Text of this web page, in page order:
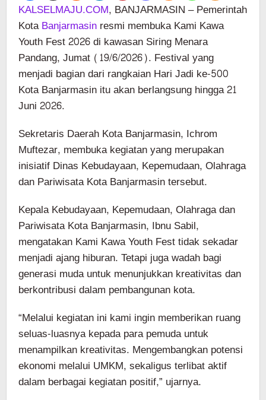
KALSELMAJU.COM, BANJARMASIN – Pemerintah
KotaBanjarmasinresmi membuka Kami Kawa
Youth Fest 2026 di kawasan Siring Menara
Pandang, Jumat (19/6/2026). Festival yang
menjadi bagian dari rangkaian Hari Jadi ke-500
Kota Banjarmasin itu akan berlangsung hingga 21
Juni 2026.
Sekretaris Daerah Kota Banjarmasin, Ichrom
Muftezar, membuka kegiatan yang merupakan
inisiatif Dinas Kebudayaan, Kepemudaan, Olahraga
dan Pariwisata Kota Banjarmasin tersebut.
Kepala Kebudayaan, Kepemudaan, Olahraga dan
Pariwisata Kota Banjarmasin, Ibnu Sabil,
mengatakan Kami Kawa Youth Fest tidak sekadar
menjadi ajang hiburan. Tetapi juga wadah bagi
generasi muda untuk menunjukkan kreativitas dan
berkontribusi dalam pembangunan kota.
“Melalui kegiatan ini kami ingin memberikan ruang
seluas-luasnya kepada para pemuda untuk
menampilkan kreativitas. Mengembangkan potensi
ekonomi melalui UMKM, sekaligus terlibat aktif
dalam berbagai kegiatan positif,” ujarnya.